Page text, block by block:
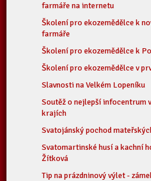
farmáře na internetu
Školení pro ekozemědělce k
farmáře
Školení pro ekozemědělce k
Školení pro ekozemědělce v
Slavnosti na Velkém Lopeníku
Soutěž o nejlepší infocentrum
krajích
Svatojánský pochod
Svatomartinské husí a kachní
Žítková
Tip na prázdninový výlet -